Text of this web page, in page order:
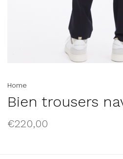
Home
Bien trousers
€220,00